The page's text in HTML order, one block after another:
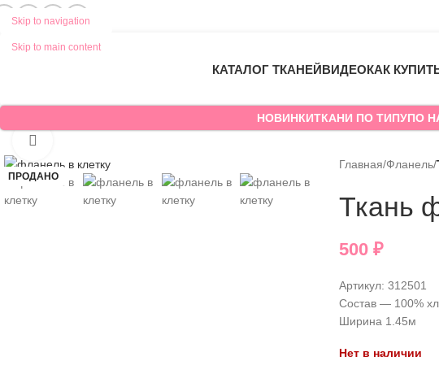
Skip to navigation
Skip to main content
КАТАЛОГ ТКАНЕЙВИДЕОКАК
НОВИНКИТКАНИ ПО ТИПУПО
ПРОДАНО
Главная/Фланель/
Ткань
500₽
Артикул:312501
Состав — 100%
Ширина 1.45м
Нет в наличии